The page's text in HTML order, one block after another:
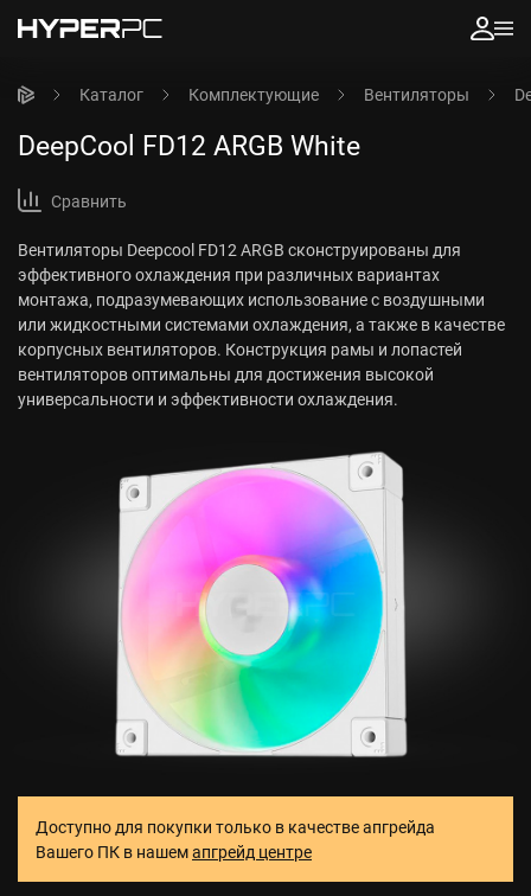
Каталог Комплектующие Вентиляторы
DeepCool FD12 ARGB White
Сравнить
Вентиляторы Deepcool FD12 ARGB сконструированы для
эффективного охлаждения при различных вариантах
монтажа, подразумевающих использование с воздушными
или жидкостными системами охлаждения, а также в качестве
корпусных вентиляторов. Конструкция рамы и лопастей
вентиляторов оптимальны для достижения высокой
универсальности и эффективности охлаждения.
Доступно для покупки только в качестве апгрейда
Вашего ПК в нашемапгрейд центре